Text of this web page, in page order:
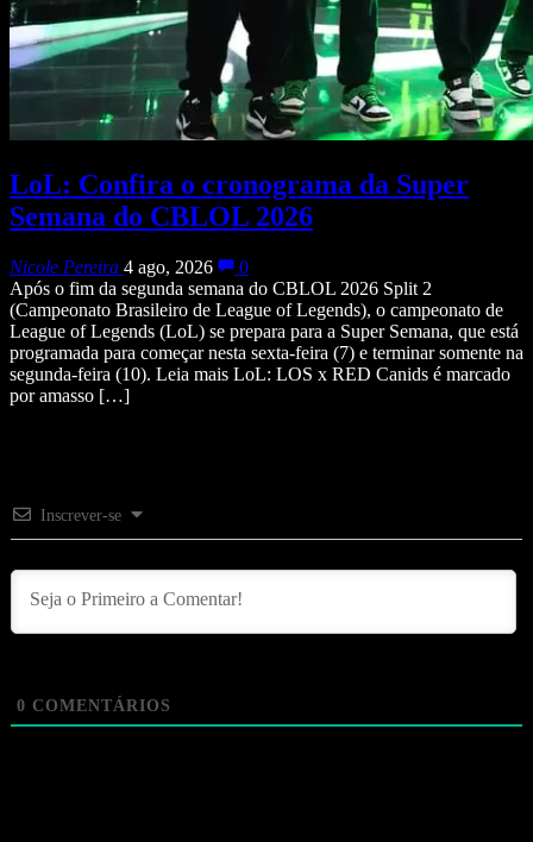
LoL: Confira o cronograma da Super
Semana do CBLOL 2026
Nicole Pereira 4 ago, 2026
0
Após o fim da segunda semana do CBLOL 2026 Split 2
(Campeonato Brasileiro de League of Legends), o campeonato de
League of Legends (LoL) se prepara para a Super Semana, que está
programada para começar nesta sexta-feira (7) e terminar somente na
segunda-feira (10). Leia mais LoL: LOS x RED Canids é marcado
por amasso […]
Inscrever-se
0 COMENTÁRIOS